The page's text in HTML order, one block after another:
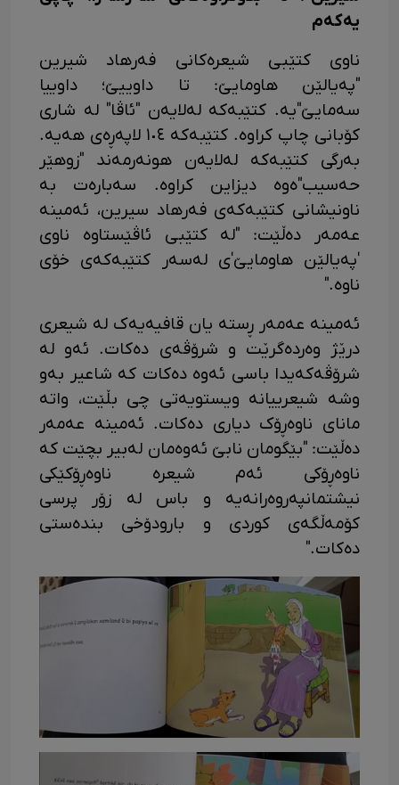
یەکەم
ناوی کتێبی شیعرەکانی فەرهاد شیرین
"پەیالێن هاومایێ: تا داوییێ؛ داوییا
سەمایێ"یە. کتێبەکە لەلایەن "ئاڤا" لە شاری
کۆبانی چاپ کراوە. کتێبەکە ١٠٤ لاپەڕەی هەیە.
بەرگی کتێبەکە لەلایەن هونەرمەند "زوهێر
حەسیب"ەوە دیزاین کراوە. سەبارەت بە
ناونیشانی کتێبەکەی فەرهاد سیرین، ئەمینە
عەمەر دەڵێت: "لە کتێبی ئاڤێستاوە ناوی
'پەیالێن هاومایێ'ی لەسەر کتێبەکەی خۆی
ناوە."
ئەمینە عەمەر ڕستە یان قافیەیەک لە شیعری
درێژ وەردەگرێت و شرۆڤەی دەکات. ئەو له
شرۆڤه‌که‌یدا باسی ئه‌وه ‌دەکات که شاعیر به‌و
وشه شیعرییانه ویستویه‌تی چی بڵێت، واته
مانای ناوه‌ڕۆک دیاری ده‌کات. ئەمینە عەمەر
دەڵێت: "بێگومان نابێ ئەوەمان لەبیر بچێت کە
ناوەڕۆکی ئەم شیعرە ناوەڕۆکێکی
نیشتمانپەروەرانەیە و باس لە زۆر پرسی
کۆمەڵگەی کوردی و بارودۆخی بندەستی
دەکات."